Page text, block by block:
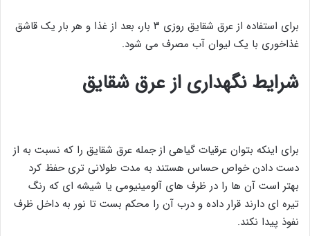
برای استفاده از عرق شقایق روزی ۳ بار، بعد از غذا و هر بار یک قاشق
غذاخوری با یک لیوان آب مصرف می شود.
شرایط نگهداری از عرق شقایق
برای اینکه بتوان عرقیات گیاهی از جمله عرق شقایق را که نسبت به از
دست دادن خواص حساس هستند به مدت طولانی تری حفظ کرد
بهتر است آن ها را در ظرف های آلومینیومی یا شیشه ای که رنگ
تیره ای دارند قرار داده و درب آن را محکم بست تا نور به داخل ظرف
نفوذ پیدا نکند.